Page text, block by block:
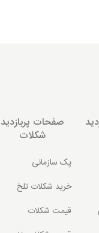
صفحات پربازدید
شکلات
پک سازمانی
خرید شکلات تلخ
قیمت شکلات